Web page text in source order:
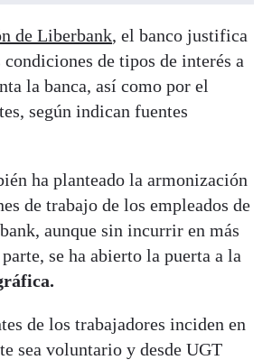
de Liberbank, el banco justifica
de tipos de interés a
la banca, así como por el
según indican fuentes
ha planteado la armonización
de trabajo de los empleados de
aunque sin incurrir en más
se ha abierto la puerta a la
de los trabajadores inciden en
sea voluntario y desde UGT